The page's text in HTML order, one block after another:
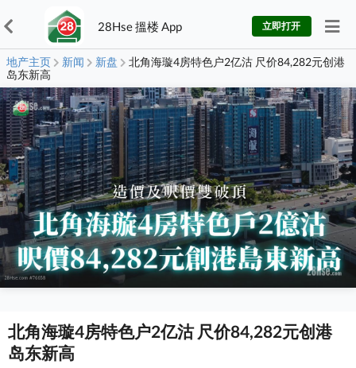
28Hse 搵楼 App 立即打开
地产主页 新闻 新盘
北角海璇4房特色户2亿沽 尺价84,282元创港
岛东新高
北角海璇4房特色户2亿沽 尺价84,282元创港
岛东新高